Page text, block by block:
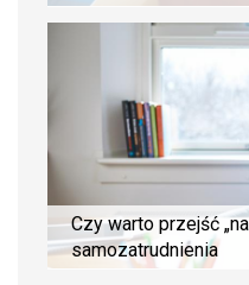
Czy warto przejść
samozatrudnienia